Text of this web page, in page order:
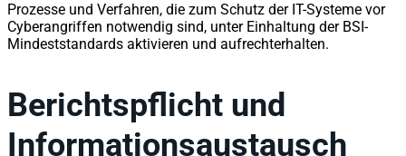
Prozesse und Verfahren, die zum Schutz der IT-Systeme vor
Cyberangriffen notwendig sind, unter Einhaltung der BSI-
Mindeststandards aktivieren und aufrechterhalten.
Berichtspflicht und
Informationsaustausch